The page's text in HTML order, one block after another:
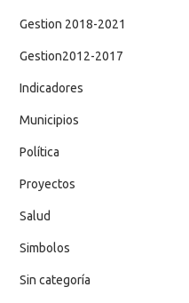
Gestion 2018-2021
Gestion2012-2017
Indicadores
Municipios
Política
Proyectos
Salud
Simbolos
Sin categoría